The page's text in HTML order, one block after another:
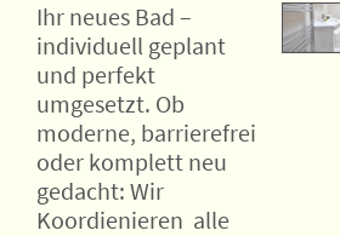
Ihr neues Bad –
individuell geplant
und perfekt
umgesetzt. Ob
moderne, barrierefrei
oder komplett neu
gedacht: Wir
Koordienieren alle